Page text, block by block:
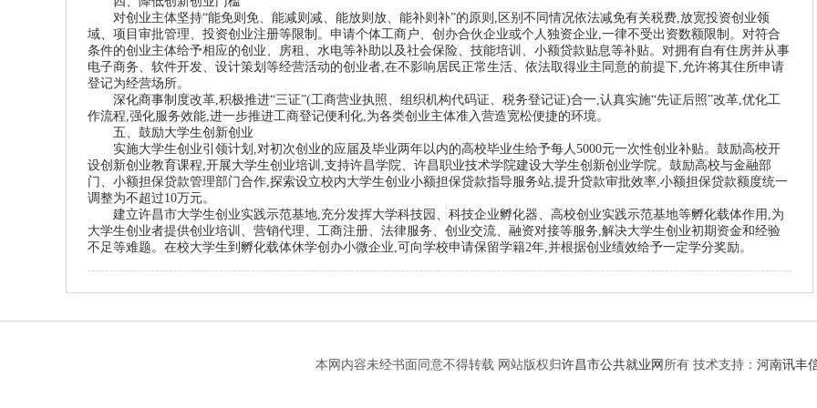
对创业主体坚持“能免则免、能减则减、能放则放、能补则补”的原则 , 区别不同情况依法减免有关税费,放宽投资创业领
域、项目审批管理、投资创业注册等限制。申请个体工商户、创办合伙企业或个人独资企业,一律不受出资数额限制。对符合
条件的创业主体给予相应的创业、房租、水电等补助以及社会保险、技能培训、小额贷款贴息等补贴。对拥有自有住房并从事
电子商务、软件开发、设计策划等经营活动的创业者,在不影响居民正常生活、依法取得业主同意的前提下,允许将其住所申请
登记为经营场所。
深化商事制度改革,积极推进“三证”(工商营业执照、组织机构代码证、税务登记证)合一,认真实施“先证后照”改革,优化工
作流程,强化服务效能,进一步推进工商登记便利化,为各类创业主体准入营造宽松便捷的环境。
五、鼓励大学生创新创业
实施大学生创业引领计划 ,对初次创业的应届及毕业两年以内的高校毕业生给予每人5000元一次性创业补贴。鼓励高校开
设创新创业教育课程,开展大学生创业培训 ,支持许昌学院、许昌职业技术学院建设大学生创新创业学院。鼓励高校与金融部
门、小额担保贷款管理部门合作,探索设立校内大学生创业小额担保贷款指导服务站,提升贷款审批效率,小额担保贷款额度统一
调整为不超过10万元。
建立许昌市大学生创业实践示范基地,充分发挥大学科技园、科技企业孵化器、高校创业实践示范基地等孵化载体作用 ,为
大学生创业者提供创业培训、营销代理、工商注册、法律服务、创业交流、融资对接等服务,解决大学生创业初期资金和经验
不足等难题。在校大学生到孵化载体休学创办小微企业,可向学校申请保留学籍2年,并根据创业绩效给予一定学分奖励。
本网内容未经书面同意不得转载 网站版权归许昌市公共就业网 所有 技术支持： 河南讯丰